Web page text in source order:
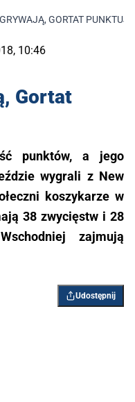
GORTAT PUNKTUJE
10:46
Gortat
punktów, a jego
wygrali z New
koszykarze w
38 zwycięstw i 28
zajmują
Udostępnij